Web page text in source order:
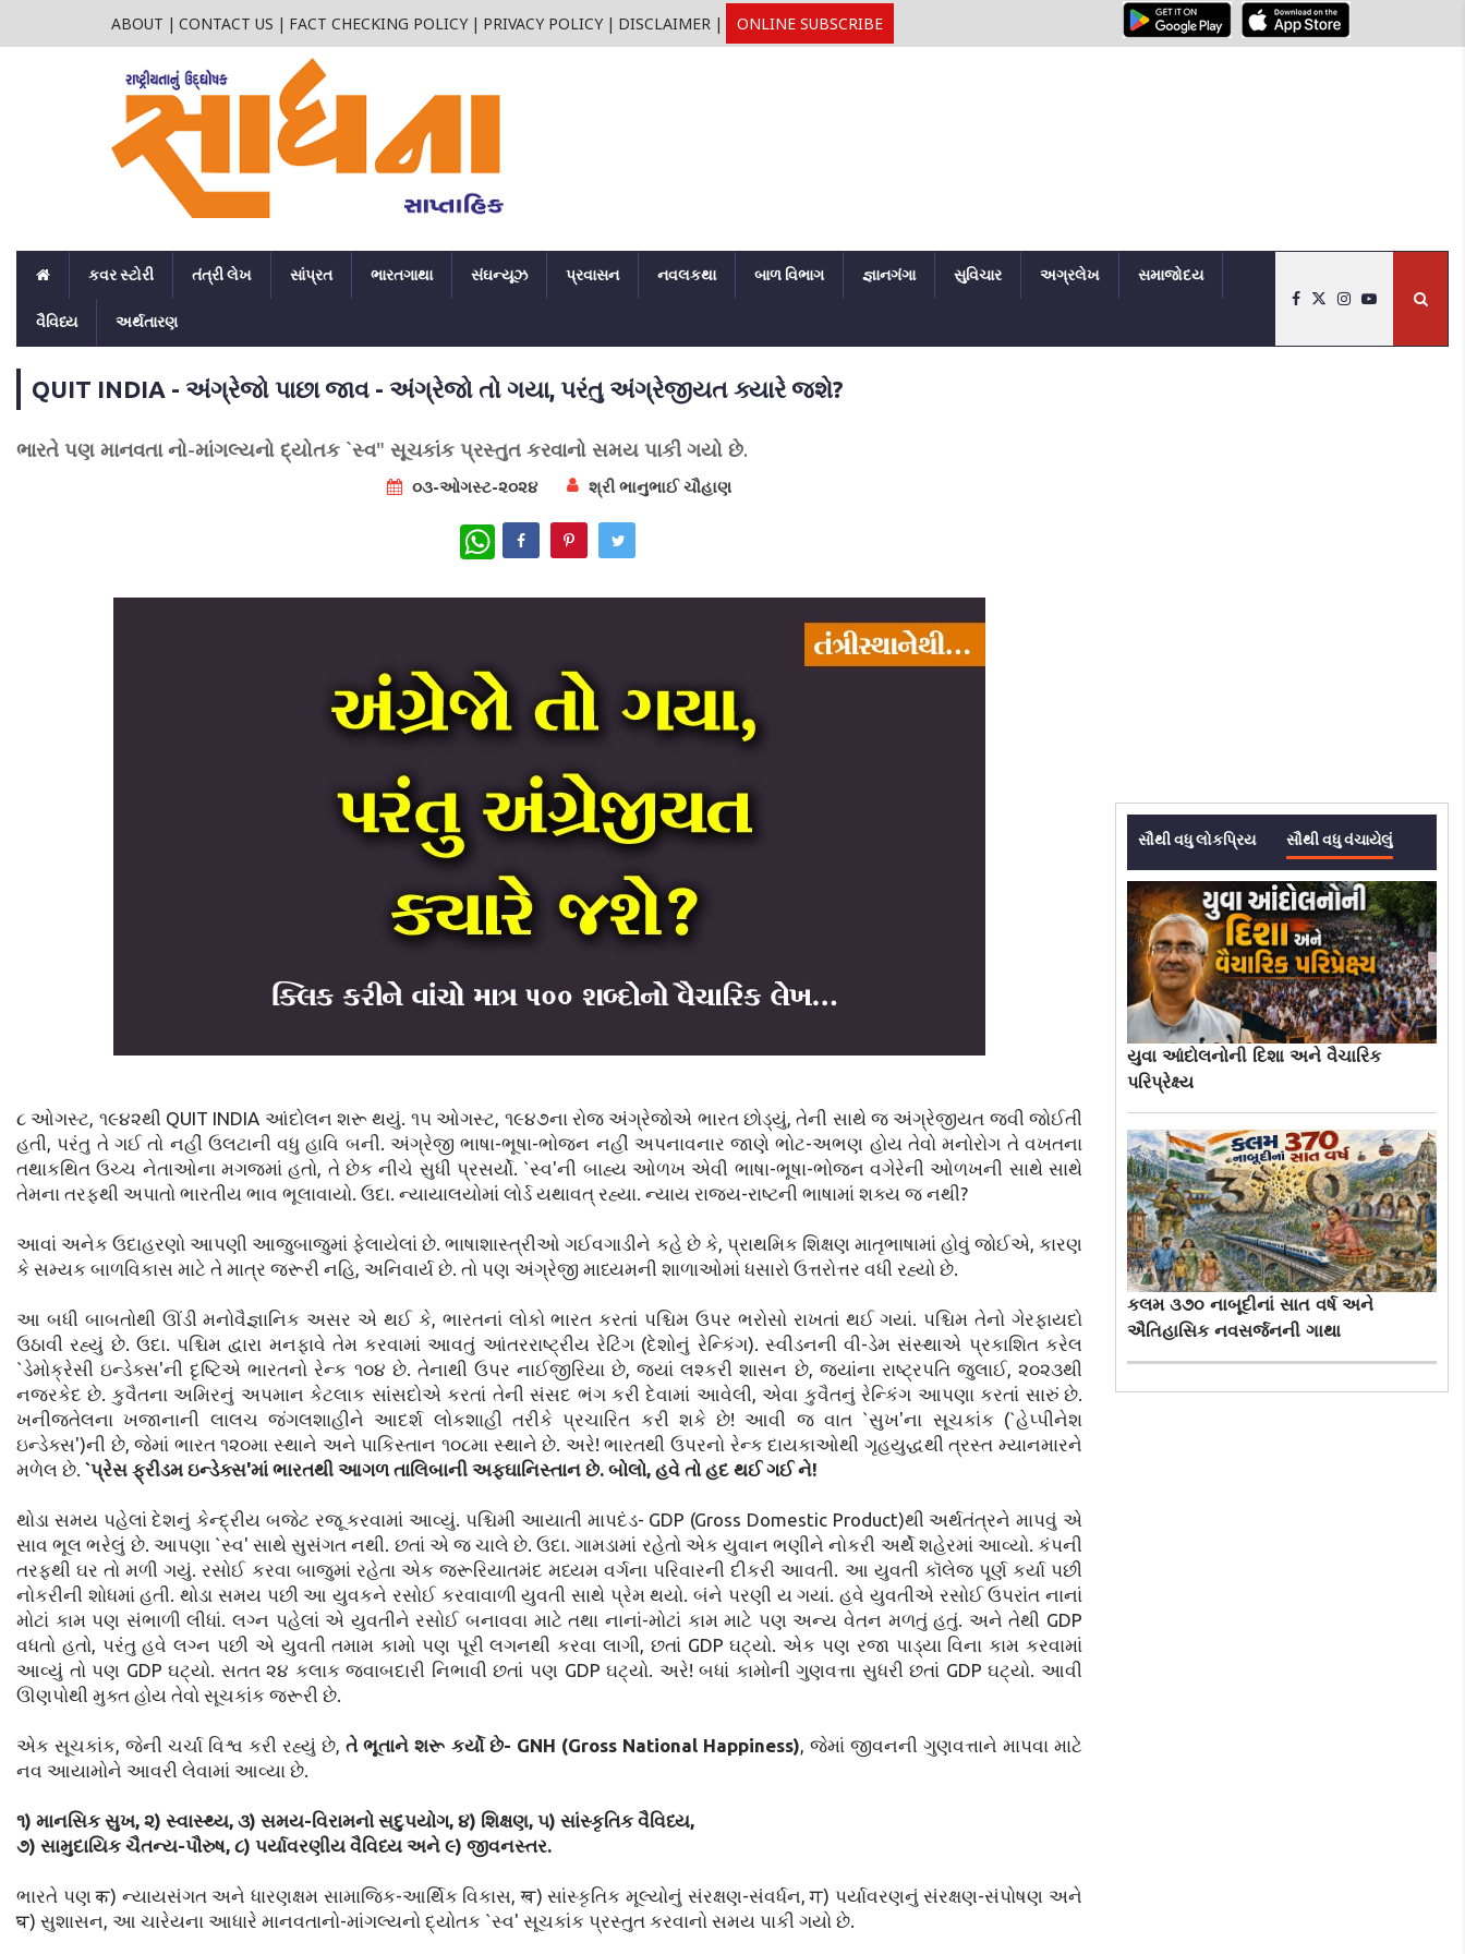
ABOUT | CONTACT US | FACT CHECKING POLICY | PRIVACY POLICY | DISCLAIMER | ONLINE SUBSCRIBE
કવર સ્ટોરી તંત્રી લેખ સાંપ્રત ભારતગાથા સંઘન્યૂઝ પ્રવાસન નવલકથા બાળ વિભાગ જ્ઞાનગંગા સુવિચાર અગ્રલેખ સમાજોદય
વૈવિધ્ય અર્થતારણ
QUIT INDIA - અંગ્રેજો પાછા જાવ - અંગ્રેજો તો ગયા, પરંતુ અંગ્રેજીયત ક્યારે જશે?
ભારતે પણ માનવતા નો-માંગલ્યનો દ્યોતક `સ્વ" સૂચકાંક પ્રસ્તુત કરવાનો સમય પાકી ગયો છે.
૦૩-ઓગસ્ટ-૨૦૨૪ શ્રી ભાનુભાઈ ચૌહાણ
WhatsApp
૮ ઓગસ્ટ, ૧૯૪૨થી QUIT INDIA આંદોલન શરૂ થયું. ૧૫ ઓગસ્ટ, ૧૯૪૭ના રોજ અંગ્રેજોએ ભારત છોડ્યું, તેની સાથે જ અંગ્રેજીયત જવી જોઈતી
હતી, પરંતુ તે ગઈ તો નહીં ઉલટાની વધુ હાવિ બની. અંગ્રેજી ભાષા-ભૂષા-ભોજન નહીં અપનાવનાર જાણે ભોટ-અભણ હોય તેવો મનોરોગ તે વખતના
તથાકથિત ઉચ્ચ નેતાઓના મગજમાં હતો, તે છેક નીચે સુધી પ્રસર્યો. `સ્વ'ની બાહ્ય ઓળખ એવી ભાષા-ભૂષા-ભોજન વગેરેની ઓળખની સાથે સાથે
તેમના તરફથી અપાતો ભારતીય ભાવ ભૂલાવાયો. ઉદા. ન્યાયાલયોમાં લોર્ડ યથાવત્ રહ્યા. ન્યાય રાજ્ય-રાષ્ટની ભાષામાં શક્ય જ નથી?
આવાં અનેક ઉદાહરણો આપણી આજુબાજુમાં ફેલાયેલાં છે. ભાષાશાસ્ત્રીઓ ગઈવગાડીને કહે છે કે, પ્રાથમિક શિક્ષણ માતૃભાષામાં હોવું જોઈએ, કારણ
કે સમ્યક બાળવિકાસ માટે તે માત્ર જરૂરી નહિ, અનિવાર્ય છે. તો પણ અંગ્રેજી માધ્યમની શાળાઓમાં ધસારો ઉત્તરોત્તર વધી રહ્યો છે.
આ બધી બાબતોથી ઊંડી મનોવૈજ્ઞાનિક અસર એ થઈ કે, ભારતનાં લોકો ભારત કરતાં પશ્ચિમ ઉપર ભરોસો રાખતાં થઈ ગયાં. પશ્ચિમ તેનો ગેરફાયદો
ઉઠાવી રહ્યું છે. ઉદા. પશ્ચિમ દ્વારા મનફાવે તેમ કરવામાં આવતું આંતરરાષ્ટ્રીય રેટિંગ (દેશોનું રેન્કિંગ). સ્વીડનની વી-ડેમ સંસ્થાએ પ્રકાશિત કરેલ
`ડેમોક્રેસી ઇન્ડેક્સ'ની દૃષ્ટિએ ભારતનો રેન્ક ૧૦૪ છે. તેનાથી ઉપર નાઈજીરિયા છે, જ્યાં લશ્કરી શાસન છે, જ્યાંના રાષ્ટ્રપતિ જુલાઈ, ૨૦૨૩થી
નજરકેદ છે. કુવૈતના અમિરનું અપમાન કેટલાક સાંસદોએ કરતાં તેની સંસદ ભંગ કરી દેવામાં આવેલી, એવા કુવૈતનું રેન્કિંગ આપણા કરતાં સારું છે.
ખનીજતેલના ખજાનાની લાલચ જંગલશાહીને આદર્શ લોકશાહી તરીકે પ્રચારિત કરી શકે છે! આવી જ વાત `સુખ'ના સૂચકાંક (`હેપ્પીનેશ
ઇન્ડેક્સ')ની છે, જેમાં ભારત ૧૨૦મા સ્થાને અને પાકિસ્તાન ૧૦૮મા સ્થાને છે. અરે! ભારતથી ઉપરનો રેન્ક દાયકાઓથી ગૃહયુદ્ધથી ત્રસ્ત મ્યાનમારને
મળેલ છે. `પ્રેસ ફ્રીડમ ઇન્ડેક્સ'માં ભારતથી આગળ તાલિબાની અફઘાનિસ્તાન છે. બોલો, હવે તો હદ થઈ ગઈ ને!
થોડા સમય પહેલાં દેશનું કેન્દ્રીય બજેટ રજૂ કરવામાં આવ્યું. પશ્ચિમી આયાતી માપદંડ- GDP (Gross Domestic Product)થી અર્થતંત્રને માપવું એ
સાવ ભૂલ ભરેલું છે. આપણા `સ્વ' સાથે સુસંગત નથી. છતાં એ જ ચાલે છે. ઉદા. ગામડામાં રહેતો એક યુવાન ભણીને નોકરી અર્થે શહેરમાં આવ્યો. કંપની
તરફથી ઘર તો મળી ગયું. રસોઈ કરવા બાજુમાં રહેતા એક જરૂરિયાતમંદ મધ્યમ વર્ગના પરિવારની દીકરી આવતી. આ યુવતી કૉલેજ પૂર્ણ કર્યા પછી
નોકરીની શોધમાં હતી. થોડા સમય પછી આ યુવકને રસોઈ કરવાવાળી યુવતી સાથે પ્રેમ થયો. બંને પરણી ય ગયાં. હવે યુવતીએ રસોઈ ઉપરાંત નાનાં
મોટાં કામ પણ સંભાળી લીધાં. લગ્ન પહેલાં એ યુવતીને રસોઈ બનાવવા માટે તથા નાનાં-મોટાં કામ માટે પણ અન્ય વેતન મળતું હતું. અને તેથી GDP
વધતો હતો, પરંતુ હવે લગ્ન પછી એ યુવતી તમામ કામો પણ પૂરી લગનથી કરવા લાગી, છતાં GDP ઘટ્યો. એક પણ રજા પાડ્યા વિના કામ કરવામાં
આવ્યું તો પણ GDP ઘટ્યો. સતત ૨૪ કલાક જવાબદારી નિભાવી છતાં પણ GDP ઘટ્યો. અરે! બધાં કામોની ગુણવત્તા સુધરી છતાં GDP ઘટ્યો. આવી
ઊણપોથી મુક્ત હોય તેવો સૂચકાંક જરૂરી છે.
એક સૂચકાંક, જેની ચર્ચા વિશ્વ કરી રહ્યું છે,તે ભૂતાને શરૂ કર્યો છે- GNH (Gross National Happiness), જેમાં જીવનની ગુણવત્તાને માપવા માટે
નવ આયામોને આવરી લેવામાં આવ્યા છે.
૧) માનસિક સુખ, ૨) સ્વાસ્થ્ય, ૩) સમય-વિરામનો સદુપયોગ, ૪) શિક્ષણ, ૫) સાંસ્કૃતિક વૈવિધ્ય,
૭) સામુદાયિક ચૈતન્ય-પૌરુષ, ૮) પર્યાવરણીય વૈવિધ્ય અને ૯) જીવનસ્તર.
ભારતે પણ क) ન્યાયસંગત અને ધારણક્ષમ સામાજિક-આર્થિક વિકાસ, ख) સાંસ્કૃતિક મૂલ્યોનું સંરક્ષણ-સંવર્ધન, ग) પર્યાવરણનું સંરક્ષણ-સંપોષણ અને
घ) સુશાસન, આ ચારેયના આધારે માનવતાનો-માંગલ્યનો દ્યોતક `સ્વ' સૂચકાંક પ્રસ્તુત કરવાનો સમય પાકી ગયો છે.
સૌથી વધુ લોકપ્રિય સૌથી વધુ વંચાયેલું
યુવા આંદોલનોની દિશા અને વૈચારિક
પરિપ્રેક્ષ્ય
કલમ ૩૭૦ નાબૂદીનાં સાત વર્ષ અને
ઐતિહાસિક નવસર્જનની ગાથા